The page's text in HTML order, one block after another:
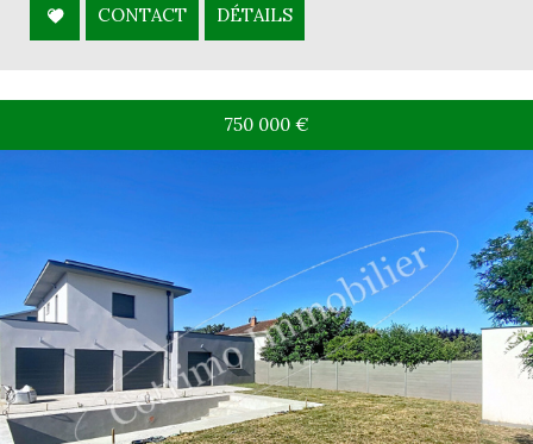
CONTACT DÉTAILS
750 000 €